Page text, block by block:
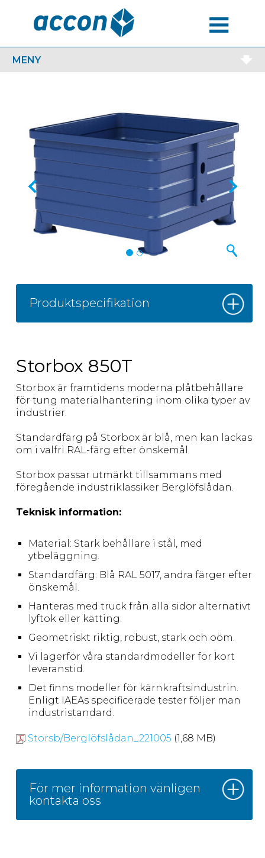
MENU
Storbox 850T
Storbox är framtidens moderna plåtbehållare
för tung materialhantering inom olika typer av
industrier.
Standardfärg på Storbox är blå, men kan lackas
om i valfri RAL-färg efter önskemål.
Storbox passar utmärkt tillsammans med
föregående industriklassiker Berglöfslådan.
Teknisk information:
Material: Stark behållare i stål, med
ytbeläggning.
Standardfärg: Blå RAL 5017, andra färger efter
önskemål.
Hanteras med truck från alla sidor alternativt
lyftok eller kätting.
Geometriskt riktig, robust, stark och oöm.
Vi lagerför våra standardmodeller för kort
leveranstid.
Det finns modeller för kärnkraftsindustrin.
Enligt IAEAs specificerade tester följer man
industristandard.
Storsb/Berglöfslådan_221005 (1,68 MB)
För mer information vänligen
kontakta oss
Produktspecifikation
MENY